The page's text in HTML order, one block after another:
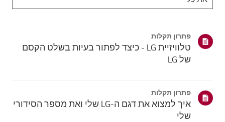
פתרון תקלות
טלוויזיית LG - כיצד לפתור בעיות בשלט הקסם
של LG
פתרון תקלות
איך למצוא את דגם ה-LG שלי ואת מספר הסידורי
שלי